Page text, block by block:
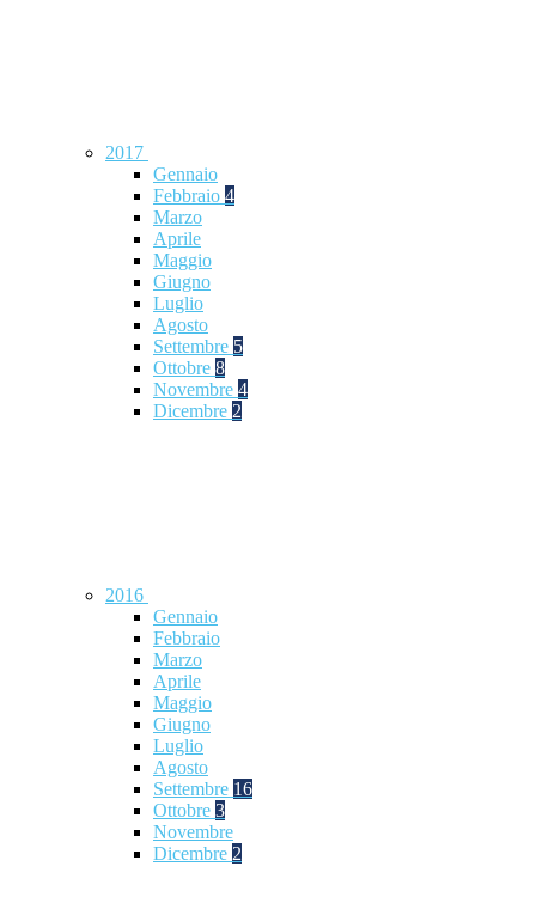
2017
Gennaio
Febbraio 4
Marzo
Aprile
Maggio
Giugno
Luglio
Agosto
Settembre 5
Ottobre 8
Novembre 4
Dicembre 2
2016
Gennaio
Febbraio
Marzo
Aprile
Maggio
Giugno
Luglio
Agosto
Settembre 16
Ottobre 3
Novembre
Dicembre 2